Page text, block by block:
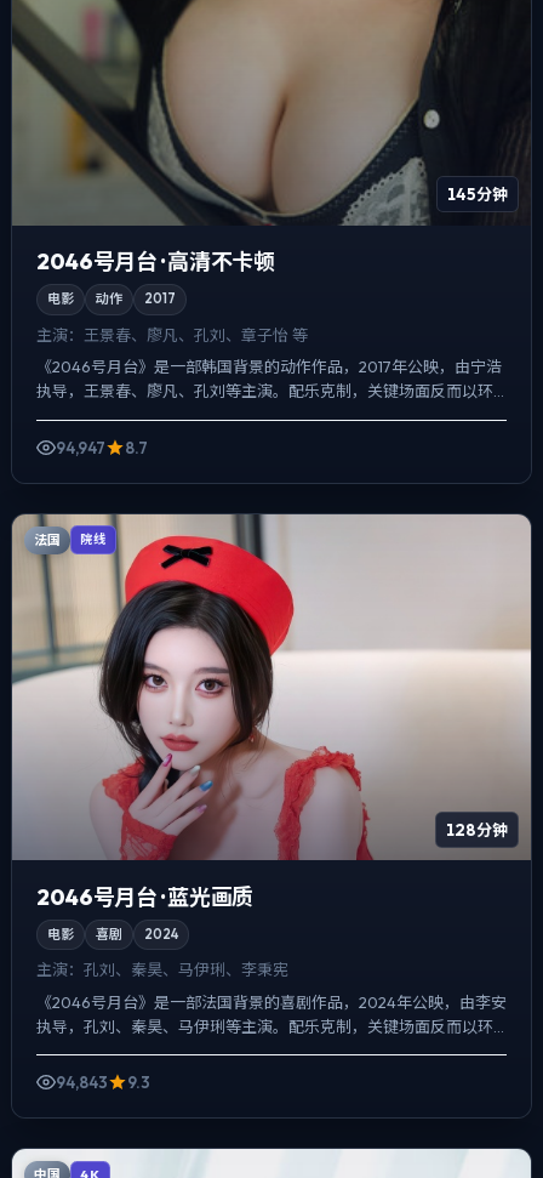
145分钟
2046号月台 · 高清不卡顿
电影 动作 2017
主演： 王景春、廖凡、孔刘、章子怡 等
《2046号月台》是一部韩国背景的动作作品，2017年公映，由宁浩
执导，王景春、廖凡、孔刘等主演。配乐克制，关键场面反而以环
94,947
8.7
法国 院线
128分钟
2046号月台 · 蓝光画质
电影 喜剧 2024
主演： 孔刘、秦昊、马伊琍、李秉宪
《2046号月台》是一部法国背景的喜剧作品，2024年公映，由李安
执导，孔刘、秦昊、马伊琍等主演。配乐克制，关键场面反而以环
境声托情绪，动作戏服务于叙事节点，每场打斗都改变人物...
94,843
9.3
4K